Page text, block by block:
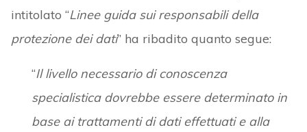
intitolato “Linee guida sui responsabili della
protezione dei dati” ha ribadito quanto segue:
“Il livello necessario di conoscenza
specialistica dovrebbe essere determinato in
base ai trattamenti di dati effettuati e alla